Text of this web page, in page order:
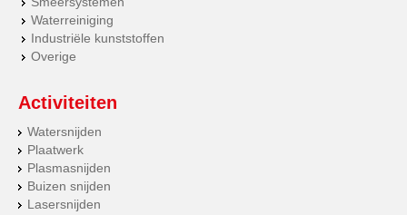
Waterreiniging
Industriële kunststoffen
Overige
Activiteiten
Watersnijden
Plaatwerk
Plasmasnijden
Buizen snijden
Lasersnijden